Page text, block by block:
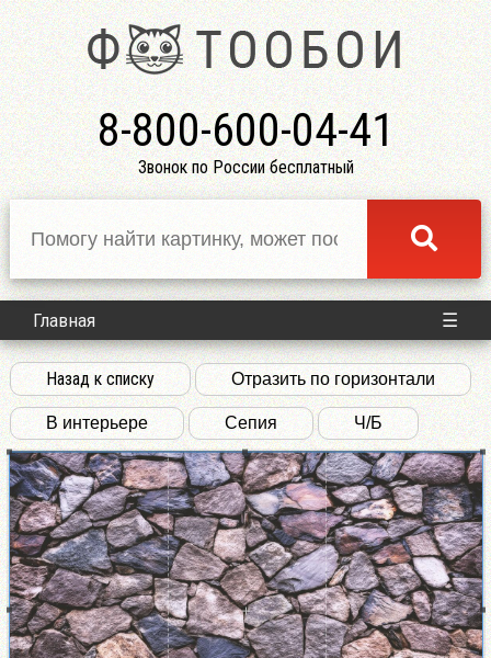
8-800-600-04-41
Звонок по России бесплатный
Главная ☰
Назад к списку Отразить по горизонтали
В интерьере Сепия Ч/Б